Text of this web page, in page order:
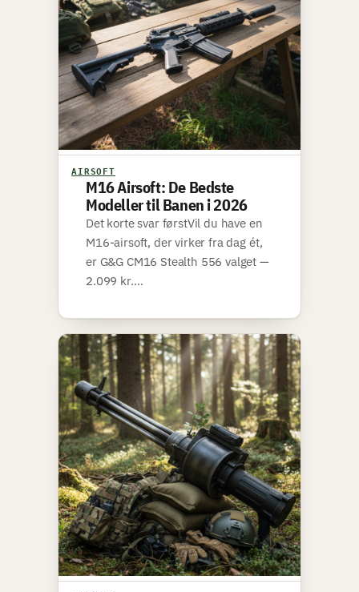
AIRSOFT
M16 Airsoft: De Bedste
Modeller til Banen i 2026
Det korte svar førstVil du have en
M16-airsoft, der virker fra dag ét,
er G&G CM16 Stealth 556 valget —
2.099 kr.…